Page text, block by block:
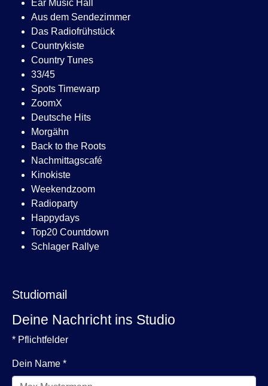
Ear Music Hall
Aus dem Sendezimmer
Das Radiofrühstück
Countrykiste
Country Tunes
33/45
Spots Timewarp
ZoomX
Deutsche Hits
Morgähn
Back to the Roots
Nachmittagscafé
Kinokiste
Weekendzoom
Radioparty
Happydays
Top20 Countdown
Schlager Rallye
Studiomail
Deine Nachricht ins Studio
* Pflichtfelder
Dein Name *